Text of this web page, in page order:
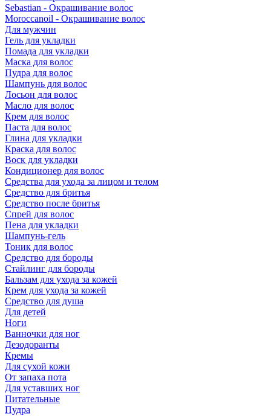
Sebastian - Окрашивание волос
Moroccanoil - Окрашивание волос
Для мужчин
Гель для укладки
Помада для укладки
Маска для волос
Пудра для волос
Шампунь для волос
Лосьон для волос
Масло для волос
Крем для волос
Паста для волос
Глина для укладки
Краска для волос
Воск для укладки
Кондиционер для волос
Средства для ухода за лицом и телом
Средство для бритья
Средство после бритья
Спрей для волос
Пена для укладки
Шампунь-гель
Тоник для волос
Средство для бороды
Стайлинг для бороды
Бальзам для ухода за кожей
Крем для ухода за кожей
Средство для душа
Для детей
Ноги
Ванночки для ног
Дезодоранты
Кремы
Для сухой кожи
От запаха пота
Для уставших ног
Питательные
Пудра